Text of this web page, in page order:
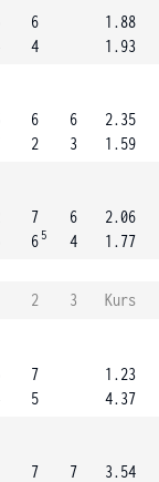
6
4
1.88
1.93
6
2
6
3
2.35
1.59
7
6 5
6
4
2.06
1.77
2 3
Kurs
7
5
1.23
4.37
7
7
3.54